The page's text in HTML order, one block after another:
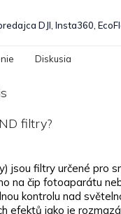
DJI, Insta360,
Diskusia
filtry?
jsou filtry určené pro
na čip fotoaparátu
kontrolu nad
efektů jako je